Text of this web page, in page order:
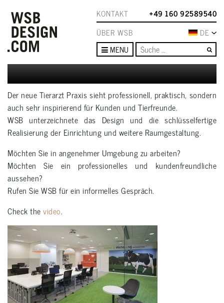
KONTAKT
+49 160 92589540
ÜBER WSB
DE
MENU
Der neue Tierarzt Praxis sieht professionell, praktisch, sondern
auch sehr inspirierend für Kunden und Tierfreunde.
WSB unterzeichnete das Design und die schlüsselfertige
Realisierung der Einrichtung und weitere Raumgestaltung.
Möchten Sie in angenehmer Umgebung zu arbeiten?
Möchten Sie ein professionelles und kundenfreundliche
aussehen?
Rufen Sie WSB für ein informelles Gespräch.
Check thevideo.